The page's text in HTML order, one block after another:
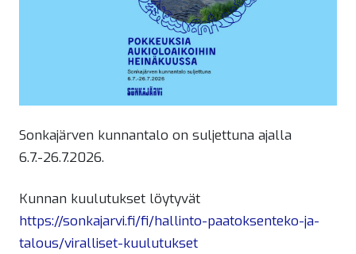
Sonkajärven kunnantalo on suljettuna ajalla
6.7.-26.7.2026.
Kunnan kuulutukset löytyvät
https://sonkajarvi.fi/fi/hallinto-paatoksenteko-ja-
talous/viralliset-kuulutukset